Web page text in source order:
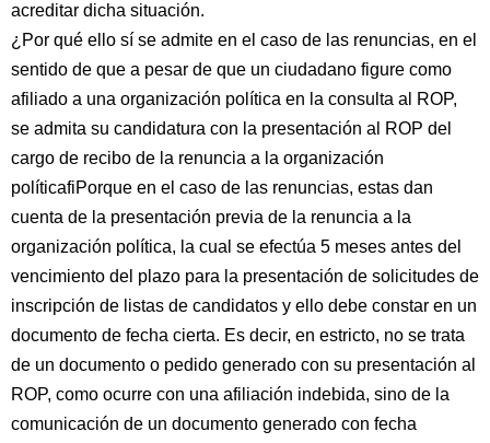
acreditar dicha situación.
¿Por qué ello sí se admite en el caso de las renuncias, en el
sentido de que a pesar de que un ciudadano figure como
afiliado a una organización política en la consulta al ROP,
se admita su candidatura con la presentación al ROP del
cargo de recibo de la renuncia a la organización
políticafiPorque en el caso de las renuncias, estas dan
cuenta de la presentación previa de la renuncia a la
organización política, la cual se efectúa 5 meses antes del
vencimiento del plazo para la presentación de solicitudes de
inscripción de listas de candidatos y ello debe constar en un
documento de fecha cierta. Es decir, en estricto, no se trata
de un documento o pedido generado con su presentación al
ROP, como ocurre con una afiliación indebida, sino de la
comunicación de un documento generado con fecha